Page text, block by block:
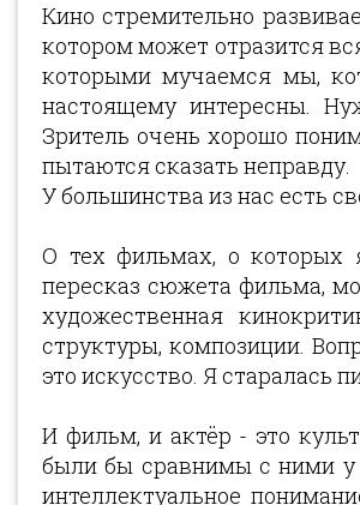
Кино стремительно
котором может отразится
которыми мучаемся мы,
настоящему интересны.
Зритель очень хорошо
пытаются сказать неправду.
У большинства из нас есть
О тех фильмах, о которых
пересказ сюжета фильма,
художественная
структуры, композиции.
это искусство. Я старалась
И фильм, и актёр - это
были бы сравнимы с ними у
интеллектуальное